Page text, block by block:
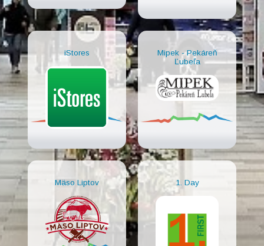
iStores
Mipek - Pekáreň
Ľubeľa
Mäso Liptov 1. Day